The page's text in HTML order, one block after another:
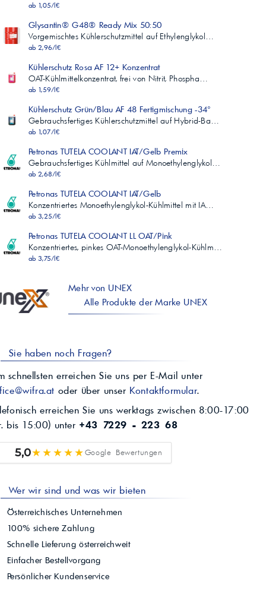
ab 1,05/l€
Glysantin® G48® Ready Mix 50:50
Vorgemischtes Kühlerschutzmittel auf Ethylenglykol…
ab 2,96/l€
Kühlerschutz Rosa AF 12+ Konzentrat
OAT-Kühlmittelkonzentrat, frei von Nitrit, Phospha…
ab 1,59/l€
Kühlerschutz Grün/Blau AF 48 Fertigmischung -34°
Gebrauchsfertiges Kühlerschutzmittel auf Hybrid-Ba…
ab 1,07/l€
Petronas TUTELA COOLANT IAT/Gelb Premix
Gebrauchsfertiges Kühlmittel auf Monoethylenglykol…
ab 2,68/l€
Petronas TUTELA COOLANT IAT/Gelb
Konzentriertes Monoethylenglykol-Kühlmittel mit IA…
ab 3,25/l€
Petronas TUTELA COOLANT LL OAT/Pink
Konzentriertes, pinkes OAT-Monoethylenglykol-Kühlm…
ab 3,75/l€
Mehr von UNEX
Alle Produkte der Marke UNEX
Sie haben noch Fragen?
schnellsten erreichen Sie uns per E-Mail unter
oder über unser Kontaktformular.
erreichen Sie uns werktags zwischen 8:00-17:00
bis 15:00) unter +43 7229 - 223 68
5,0★★★★★Google Bewertungen
Wer wir sind und was wir bieten
Österreichisches Unternehmen
100% sichere Zahlung
Schnelle Lieferung österreichweit
Einfacher Bestellvorgang
Persönlicher Kundenservice